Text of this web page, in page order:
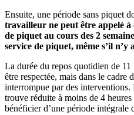
Ensuite, une période sans piquet
travailleur ne peut être appelé
de piquet au cours des 2
service de piquet, même s’il
La durée du repos quotidien de
être respectée, mais dans le cadre
interrompue par des interventions.
trouve réduite à moins de 4
bénéficier d’une période intégrale